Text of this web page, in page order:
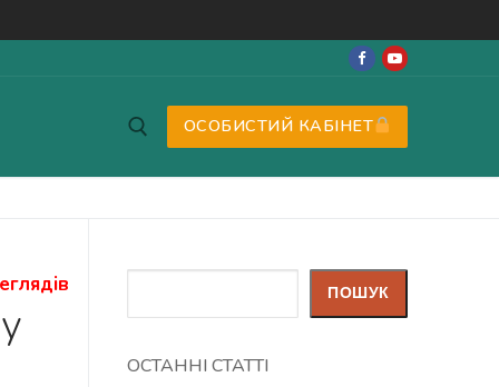
ОСОБИСТИЙ КАБІНЕТ
ПОШУК
ОСТАННІ СТАТТІ